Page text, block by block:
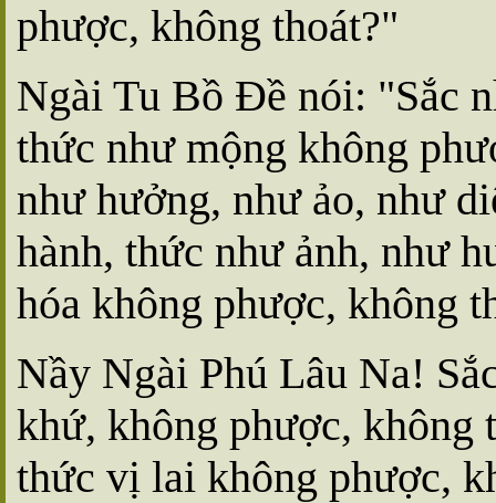
phược, không thoát?"
Ngài Tu Bồ Ðề nói: "Sắc
thức như mộng không
như hưởng, như ảo, như
hành, thức như ảnh, như
hóa không phược, không
Nầy Ngài Phú Lâu Na!
khứ, không phược, không
thức vị lai không phược,